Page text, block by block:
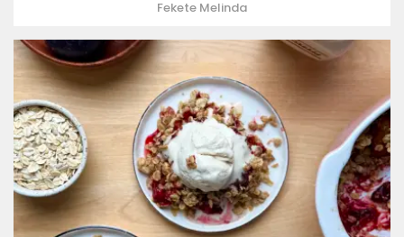
Fekete Melinda